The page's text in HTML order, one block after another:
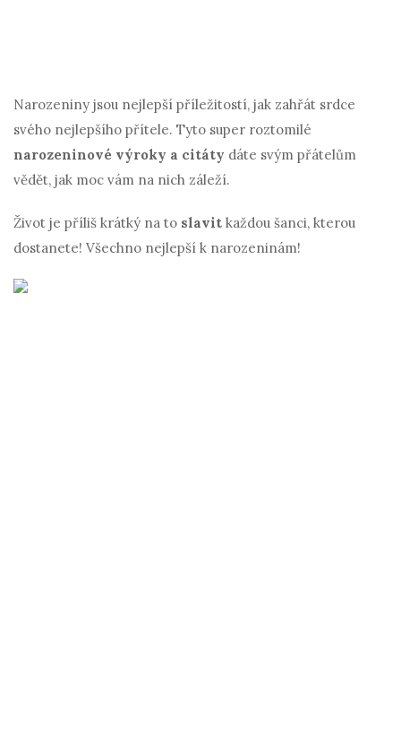
Narozeniny jsou nejlepší příležitostí, jak zahřát srdce
svého nejlepšího přítele. Tyto super roztomilé
narozeninové výroky a citáty dáte svým přátelům
vědět, jak moc vám na nich záleží.
Život je příliš krátký na to slavit každou šanci, kterou
dostanete! Všechno nejlepší k narozeninám!